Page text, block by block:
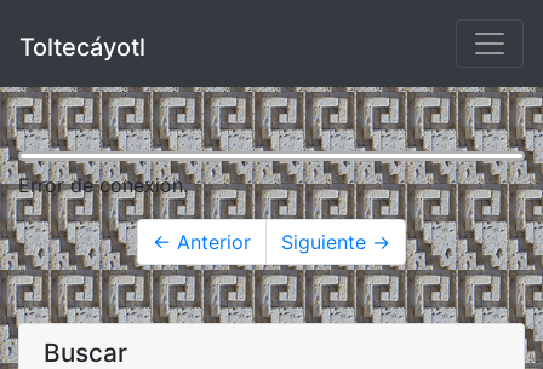
Toltecáyotl
Error de conexión.
← Anterior Siguiente →
Buscar